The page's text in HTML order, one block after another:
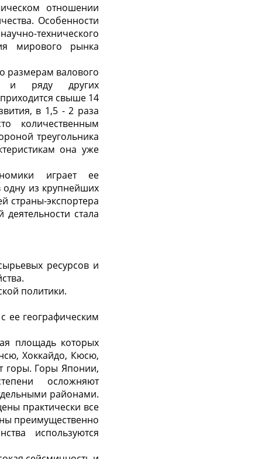
отношении
Особенности
технического
мирового рынка
размерам валового
и ряду других
свыше 14
в 1,5 - 2 раза
количественным
треугольника
она уже
играет ее
одну из крупнейших
страны-экспортера
стала
ресурсов и
политики.
ее географическим
площадь которых
Хоккайдо, Кюсю,
горы. Горы Японии,
осложняют
районами.
практически все
преимущественно
используются